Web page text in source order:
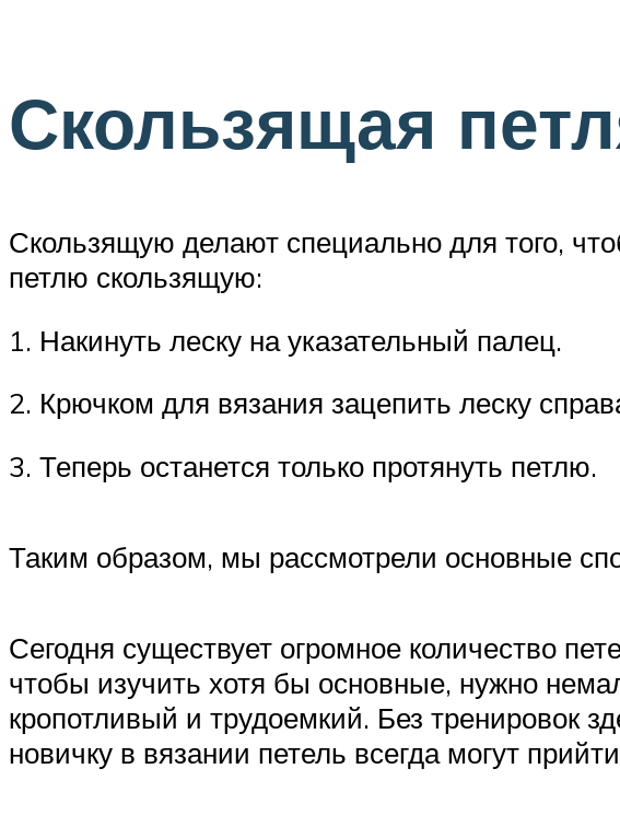
Скользящая
Скользящую делают специально для того,
петлю скользящую:
1. Накинуть леску на указательный палец.
2. Крючком для вязания зацепить леску
3. Теперь останется только протянуть петлю.
Таким образом, мы рассмотрели основные
Сегодня существует огромное количество
чтобы изучить хотя бы основные, нужно
кропотливый и трудоемкий. Без тренировок
новичку в вязании петель всегда могут